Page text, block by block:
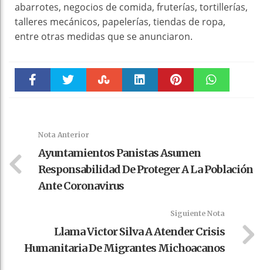
abarrotes, negocios de comida, fruterías, tortillerías,
talleres mecánicos, papelerías, tiendas de ropa,
entre otras medidas que se anunciaron.
Nota Anterior
Ayuntamientos Panistas Asumen
Responsabilidad De Proteger A La Población
Ante Coronavirus
Siguiente Nota
Llama Victor Silva A Atender Crisis
Humanitaria De Migrantes Michoacanos